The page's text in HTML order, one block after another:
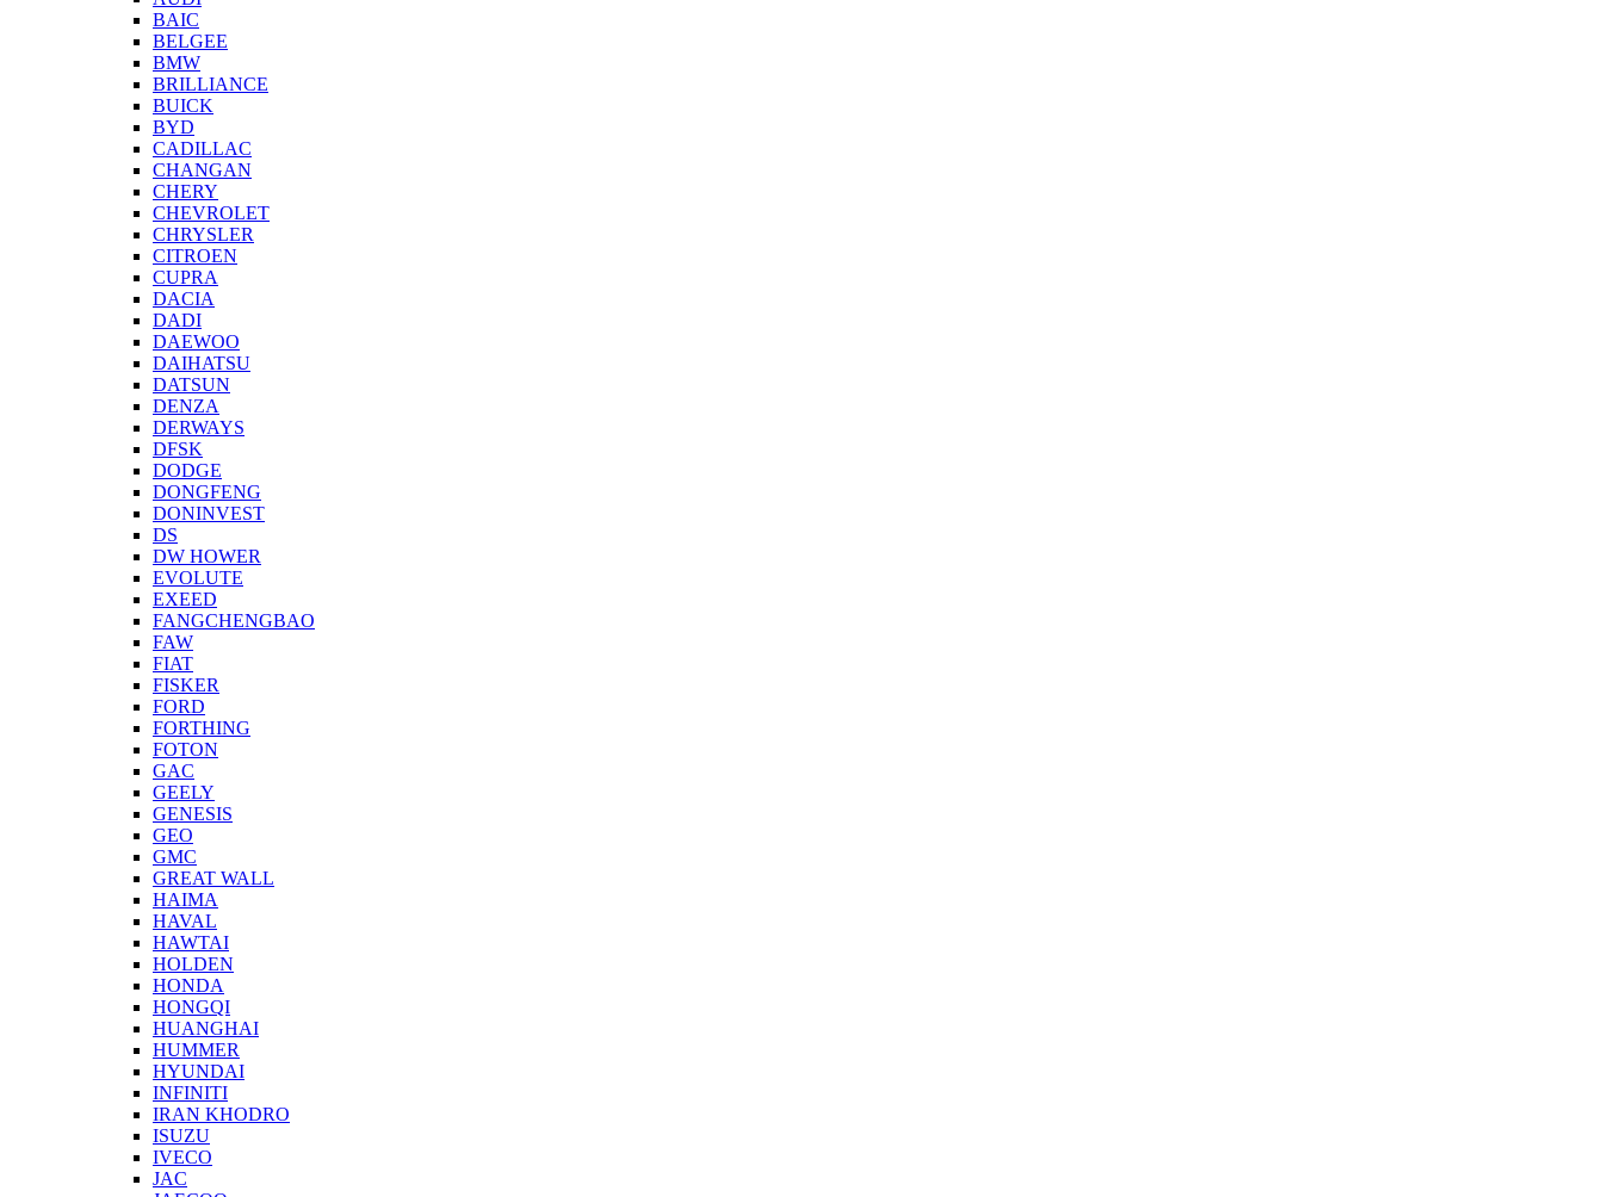
BAIC
BELGEE
BMW
BRILLIANCE
BUICK
BYD
CADILLAC
CHANGAN
CHERY
CHEVROLET
CHRYSLER
CITROEN
CUPRA
DACIA
DADI
DAEWOO
DAIHATSU
DATSUN
DENZA
DERWAYS
DFSK
DODGE
DONGFENG
DONINVEST
DS
DW HOWER
EVOLUTE
EXEED
FANGCHENGBAO
FAW
FIAT
FISKER
FORD
FORTHING
FOTON
GAC
GEELY
GENESIS
GEO
GMC
GREAT WALL
HAIMA
HAVAL
HAWTAI
HOLDEN
HONDA
HONGQI
HUANGHAI
HUMMER
HYUNDAI
INFINITI
IRAN KHODRO
ISUZU
IVECO
JAC